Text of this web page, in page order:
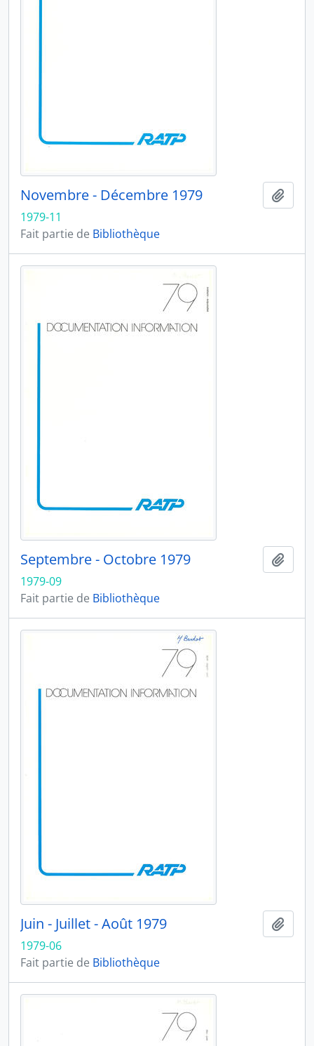
Novembre - Décembre 1979
1979-11
Fait partie de Bibliothèque
Septembre - Octobre 1979
1979-09
Fait partie de Bibliothèque
Juin - Juillet - Août 1979
1979-06
Fait partie de Bibliothèque